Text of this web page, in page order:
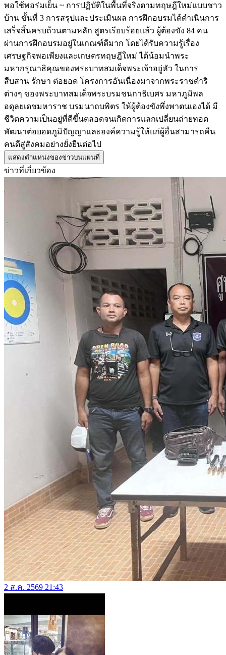
พอใช้พอร่มเย็น ~ การปฏิบัติในพื้นที่จริงตามทฤษฎีใหม่แบบชาว
บ้าน ขั้นที่ 3 การสรุปและประเมินผล การฝึกอบรมได้ดำเนินการ
เสร็จสิ้นครบถ้วนตามหลัก สูตรเรียบร้อยแล้ว ผู้ต้องขัง 84 คน
ผ่านการฝึกอบรมอยู่ในเกณฑ์ดีมาก โดยได้รับความรู้เรื่อง
เศรษฐกิจพอเพียงและเกษตรทฤษฎีใหม่ ได้น้อมนำพระ
มหากรุณาธิคุณของพระบาทสมเด็จพระเจ้าอยู่หัว ในการ
สืบสาน รักษา ต่อยอด โครงการอันเนื่องมาจากพระราชดำริ
ต่างๆ ของพระบาทสมเด็จพระบรมชนกาธิเบศร มหาภูมิพล
อดุลยเดชมหาราช บรมนาถบพิตร ให้ผู้ต้องขังพึ่งพาตนเองได้ มี
ชีวิตความเป็นอยู่ที่ดีขึ้นตลอดจนเกิดการแลกเปลี่ยนถ่ายทอด
พัฒนาต่อยอดภูมิปัญญาและองค์ความรู้ให้แก่ผู้อื่นสามารถคืน
คนดีสู่สังคมอย่างยั่งยืนต่อไป
แสดงตำแหน่งของข่าวบนแผนที่
ข่าวที่เกี่ยวข้อง
2 ส.ค. 2569 21:43